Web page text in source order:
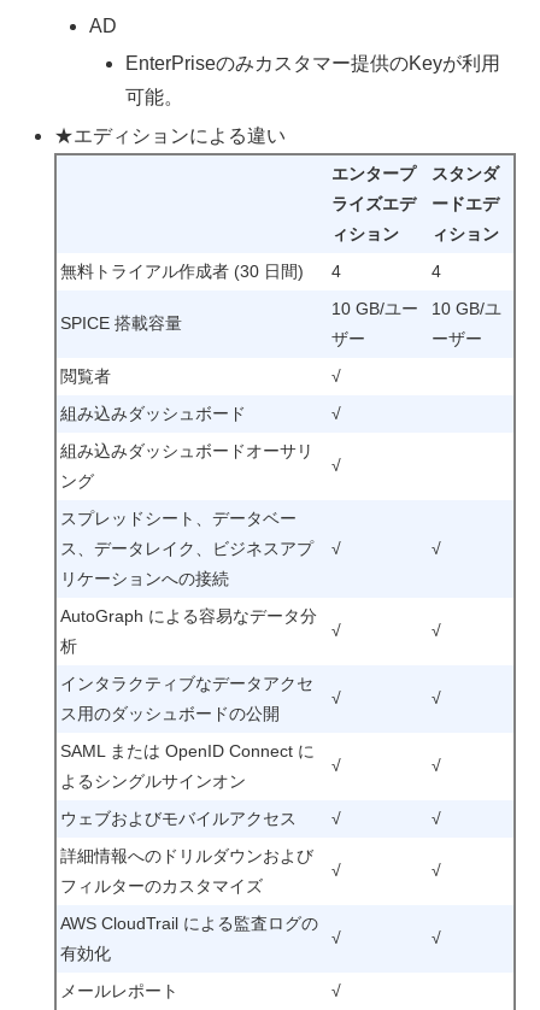
AD
EnterPriseのみカスタマー提供のKeyが利用
可能。
★エディションによる違い
エンタープ
ライズエデ
ィション
スタンダ
ードエデ
ィション
無料トライアル作成者 (30 日間)
4 4
SPICE 搭載容量
10 GB/ユー
ザー
10 GB/ユ
ーザー
閲覧者
√
組み込みダッシュボード
√
組み込みダッシュボードオーサリ
ング
√
スプレッドシート、データベー
ス、データレイク、ビジネスアプ
リケーションへの接続
√ √
AutoGraph による容易なデータ分
析
√ √
インタラクティブなデータアクセ
ス用のダッシュボードの公開
√ √
SAML または OpenID Connect に
よるシングルサインオン
√ √
ウェブおよびモバイルアクセス √
√
詳細情報へのドリルダウンおよび
フィルターのカスタマイズ
√ √
AWS CloudTrail による監査ログの
有効化
√ √
メールレポート √